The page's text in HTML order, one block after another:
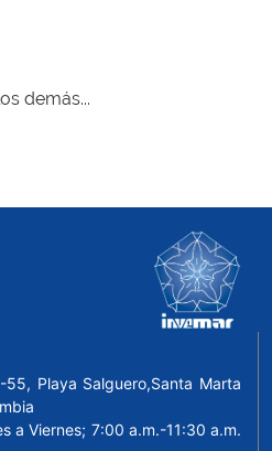
Playa Salguero,Santa Marta
a Viernes; 7:00 a.m.-11:30 a.m.